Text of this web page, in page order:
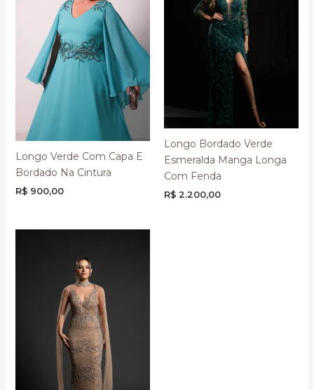
Longo Verde Com Capa E
Bordado Na Cintura
R$ 900,00
Longo Bordado Verde
Esmeralda Manga Longa
Com Fenda
R$ 2.200,00